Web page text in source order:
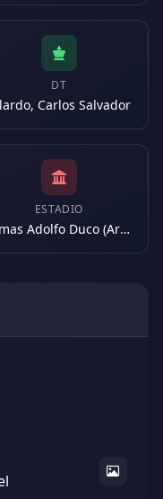
DT
Carlos Salvador
ESTADIO
Tomas Adolfo Duco (Argentina)